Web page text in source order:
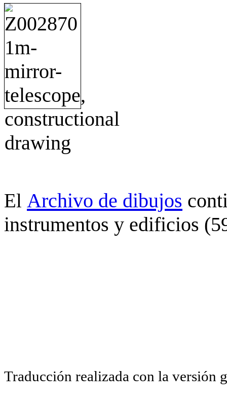
El Archivo de dibujos
instrumentos y edificios
Traducción realizada con la versión